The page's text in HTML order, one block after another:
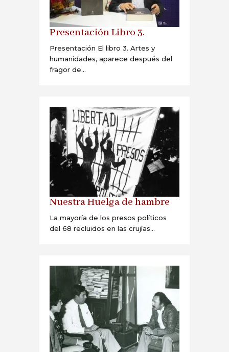
Presentación Libro 3.
Presentación El libro 3. Artes y
humanidades, aparece después del
fragor de...
Nuestra Huelga de hambre
La mayoría de los presos políticos
del 68 recluidos en las crujías...